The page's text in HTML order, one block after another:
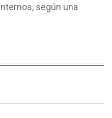
según una